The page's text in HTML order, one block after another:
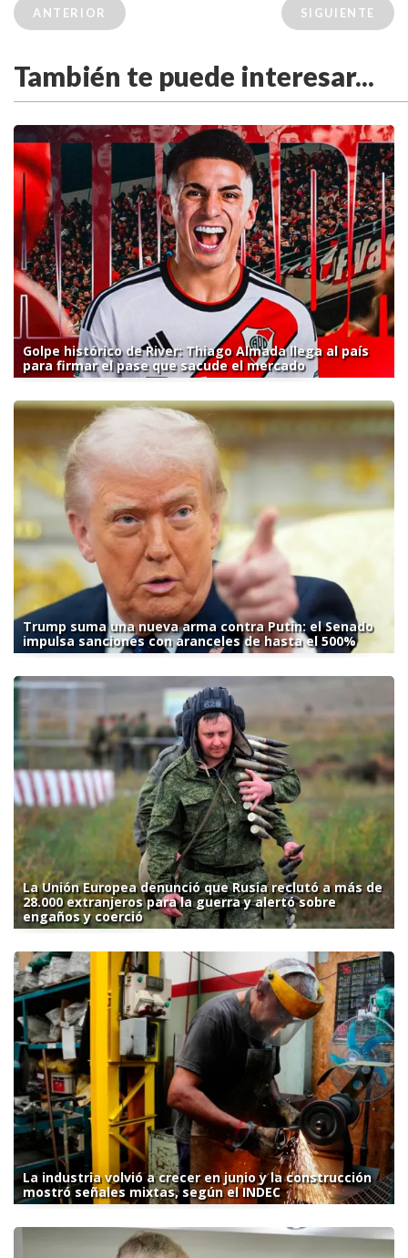
ANTERIOR SIGUIENTE
También te puede interesar...
Golpe histórico de River: Thiago Almada llega al país
para firmar el pase que sacude el mercado
Trump suma una nueva arma contra Putin: el Senado
impulsa sanciones con aranceles de hasta el 500%
La Unión Europea denunció que Rusia reclutó a más de
28.000 extranjeros para la guerra y alertó sobre
engaños y coerció
La industria volvió a crecer en junio y la construcción
mostró señales mixtas, según el INDEC